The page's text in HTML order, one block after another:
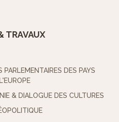
TRAVAUX
DES PAYS
& DIALOGUE DES CULTURES